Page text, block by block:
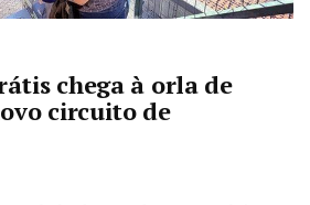
chega à orla de
circuito de